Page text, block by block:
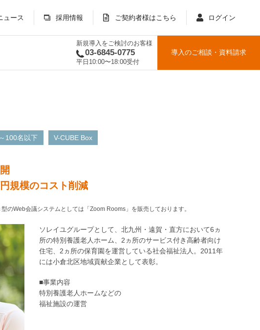
ュース 採用情報 ご契約者様はこちら ログイン
新規導入をご検討のお客様
03-6845-0775
平日10:00〜18:00受付
導入のご相談 ・ 資料請求
～100名以下 V-CUBE Box
規模のコスト削減
Web会議システムとしては「Zoom Rooms」を販売しております。
ソレイユグループとして、北九州・遠賀・直方において6ヵ
所の特別養護老人ホーム、2ヵ所のサービス付き高齢者向け
住宅、2ヵ所の保育園を運営している社会福祉法人。2011年
には小倉北区地域貢献企業として表彰。
■事業内容
特別養護老人ホームなどの
福祉施設の運営